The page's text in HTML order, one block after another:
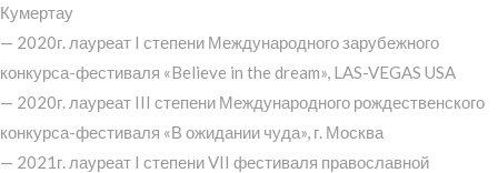
Кумертау
— 2020г. лауреат I степени Международного зарубежного
конкурса-фестиваля «Believe in the dream», LAS-VEGAS USA
— 2020г. лауреат III степени Международного рождественского
конкурса-фестиваля «В ожидании чуда», г. Москва
— 2021г. лауреат I степени VII фестиваля православной